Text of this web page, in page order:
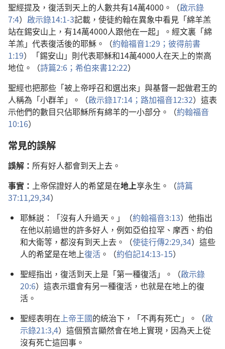
聖經提及，復活到天上的人數共有14萬4000。（啟示錄
7:4） 啟示錄14:1-3記載，使徒約翰在異象中看見「綿羊羔
站在錫安山上，有14萬4000人跟他在一起」。經文裏「綿
羊羔」代表復活後的耶穌。（約翰福音1:29； 彼得前書
1:19）「錫安山」則代表耶穌和14萬4000人在天上的崇高
地位。（詩篇2:6； 希伯來書12:22）
聖經也把那些「被上帝呼召和選出來」與基督一起做君王的
人稱為「小群羊」。（啟示錄17:14； 路加福音12:32）這表
示他們的數目只佔耶穌所有綿羊的一小部分。（約翰福音
10:16）
常見的誤解
誤解： 所有好人都會到天上去。
事實： 上帝保證好人的希望是在地上享永生。（詩篇
37:11,29,34）
耶穌説：「沒有人升過天。」（約翰福音3:13）他指出
在他以前過世的許多好人，例如亞伯拉罕、摩西、約伯
和大衛等，都沒有到天上去。（使徒行傳2:29,34）這些
人的希望是在地上復活 。（約伯記14:13-15）
聖經指出，復活到天上是「第一種復活」。（啟示錄
20:6）這表示還會有另一種復活，也就是在地上的復
活。
聖經表明在上帝王國的統治下，「不再有死亡」。（啟
示錄21:3,4）這個預言顯然會在地上實現，因為天上從
沒有死亡這回事。